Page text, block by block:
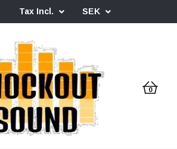
Tax Incl. SEK
0